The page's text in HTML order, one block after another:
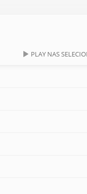
PLAY NAS